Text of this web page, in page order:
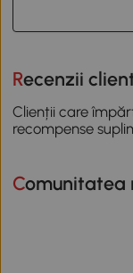
Recenzii
Clienții care
recompense